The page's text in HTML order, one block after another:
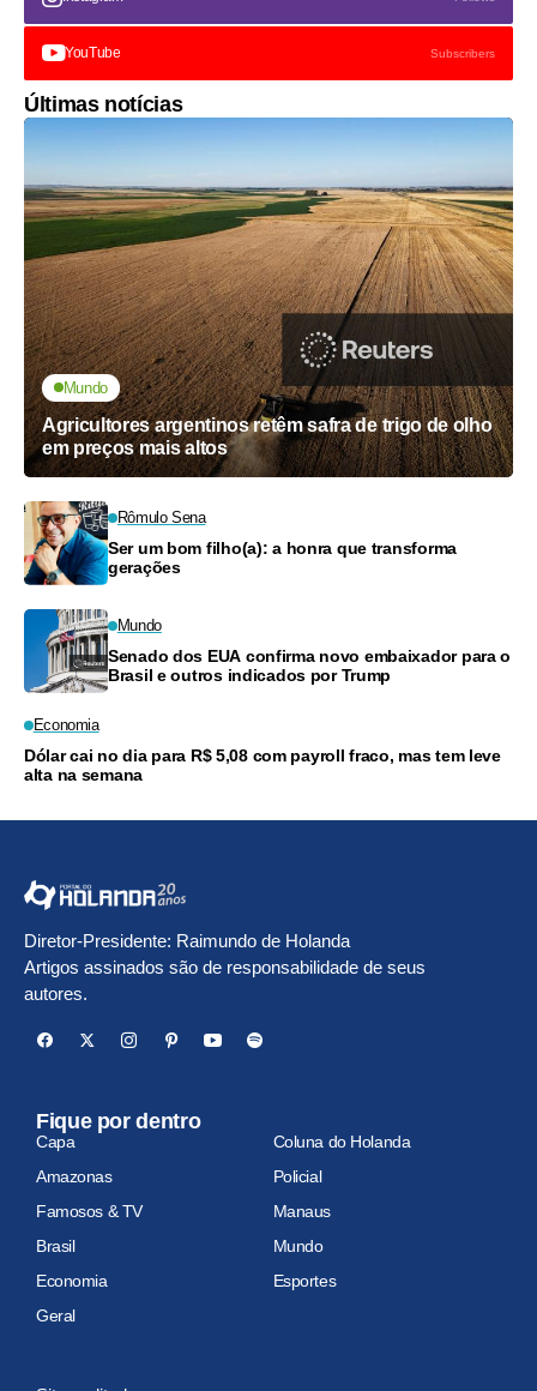
YouTube Subscribers
Últimas notícias
Mundo
Agricultores argentinos retêm safra de trigo de olho
em preços mais altos
Rômulo Sena
Ser um bom filho(a): a honra que transforma
gerações
Mundo
Senado dos EUA confirma novo embaixador para o
Brasil e outros indicados por Trump
Economia
Dólar cai no dia para R$ 5,08 com payroll fraco, mas tem leve
alta na semana
Diretor-Presidente: Raimundo de Holanda
Artigos assinados são de responsabilidade de seus
autores.
Fique por dentro
Capa
Coluna do Holanda
Amazonas
Policial
Famosos & TV
Manaus
Brasil
Mundo
Economia
Esportes
Geral